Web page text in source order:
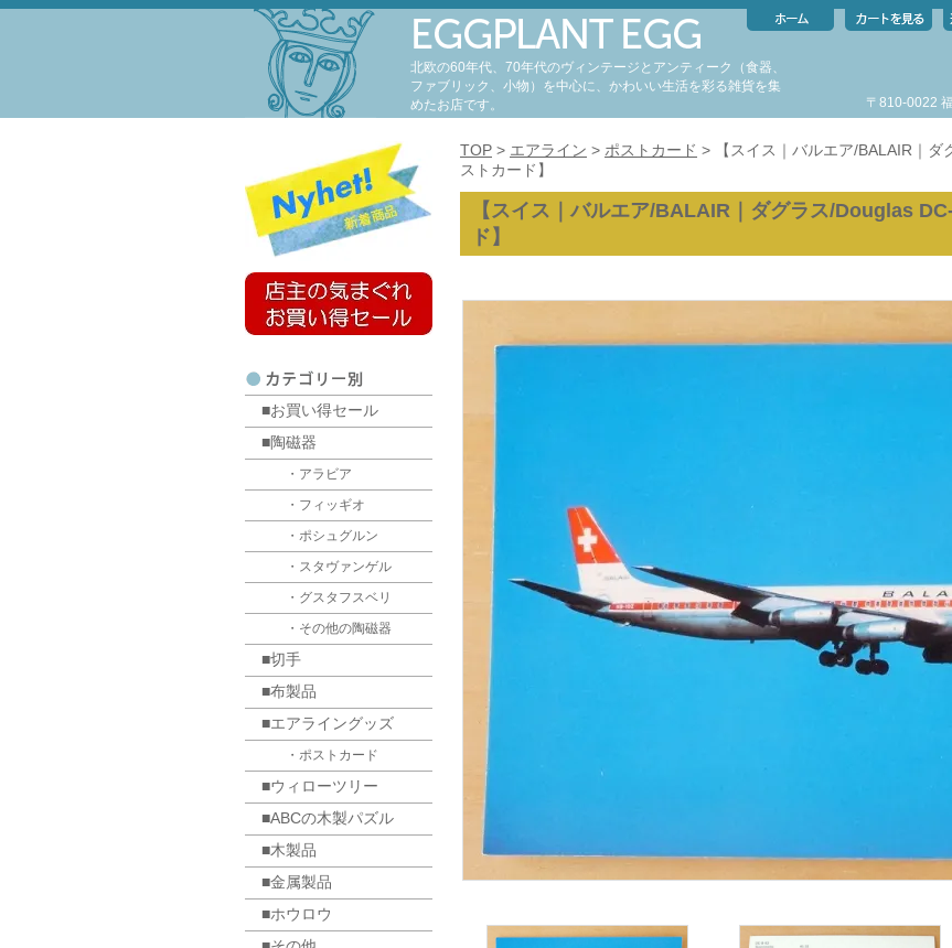
北欧の60年代、70年代のヴィンテージとアンティーク（食器、
ファブリック、小物）を中心に、かわいい生活を彩る雑貨を集
めたお店です。
〒810-0022
TOP > エアライン > ポストカード > 【スイス｜バルエア/BALAIR｜
ストカード】
【スイス｜バルエア/BALAIR｜ダグラス/Douglas
ド】
■お買い得セール
■陶磁器
・アラビア
・フィッギオ
・ポシュグルン
・スタヴァンゲル
・グスタフスベリ
・その他の陶磁器
■切手
■布製品
■エアライングッズ
・ポストカード
■ウィローツリー
■ABCの木製パズル
■木製品
■金属製品
■ホウロウ